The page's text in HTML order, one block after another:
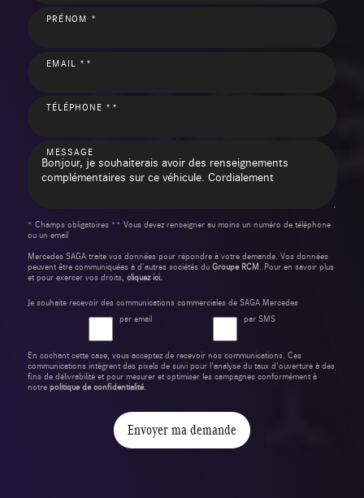
PRÉNOM *
EMAIL **
TÉLÉPHONE **
MESSAGE
* Champs obligatoires ** Vous devez renseigner au moins un numéro de téléphone
ou un email
Mercedes SAGA traite vos données pour répondre à votre demande. Vos données
peuvent être communiquées à d’autres sociétés du Groupe RCM . Pour en savoir plus
et pour exercer vos droits, cliquez ici.
Je souhaite recevoir des communications commerciales de SAGA Mercedes
par email
par SMS
En cochant cette case, vous acceptez de recevoir nos communications. Ces
communications intègrent des pixels de suivi pour l'analyse du taux d'ouverture à des
fins de délivrabilité et pour mesurer et optimiser les campagnes conformément à
notre politique de confidentialité.
Envoyer ma demande